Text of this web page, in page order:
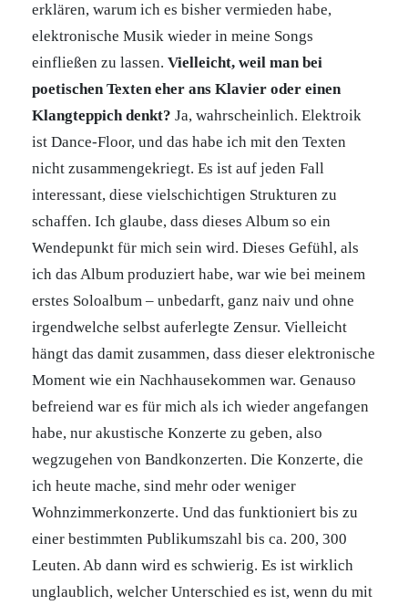
erklären, warum ich es bisher vermieden habe,
elektronische Musik wieder in meine Songs
einfließen zu lassen. Vielleicht, weil man bei
poetischen Texten eher ans Klavier oder einen
Klangteppich denkt? Ja, wahrscheinlich. Elektroik
ist Dance-Floor, und das habe ich mit den Texten
nicht zusammengekriegt. Es ist auf jeden Fall
interessant, diese vielschichtigen Strukturen zu
schaffen. Ich glaube, dass dieses Album so ein
Wendepunkt für mich sein wird. Dieses Gefühl, als
ich das Album produziert habe, war wie bei meinem
erstes Soloalbum – unbedarft, ganz naiv und ohne
irgendwelche selbst auferlegte Zensur. Vielleicht
hängt das damit zusammen, dass dieser elektronische
Moment wie ein Nachhausekommen war. Genauso
befreiend war es für mich als ich wieder angefangen
habe, nur akustische Konzerte zu geben, also
wegzugehen von Bandkonzerten. Die Konzerte, die
ich heute mache, sind mehr oder weniger
Wohnzimmerkonzerte. Und das funktioniert bis zu
einer bestimmten Publikumszahl bis ca. 200, 300
Leuten. Ab dann wird es schwierig. Es ist wirklich
unglaublich, welcher Unterschied es ist, wenn du mit